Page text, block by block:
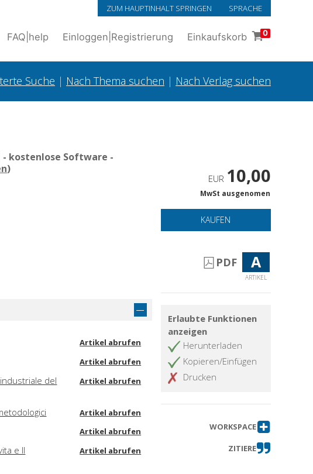
ZUM HAUPTINHALT SPRINGEN SPRACHE
FAQ help Einloggen Registrierung Einkaufskorb 0
Suche | Nach Thema suchen | Nach Verlag suchen
kostenlose Software -
)
Artikel abrufen
Artikel abrufen
del
Artikel abrufen
Artikel abrufen
Artikel abrufen
e Il
Artikel abrufen
EUR 10,00
MwSt ausgenomen
KAUFEN
PDF A
ARTIKEL
Erlaubte Funktionen
anzeigen
Herunterladen
Kopieren/Einfügen
Drucken
WORKSPACE
ZITIERE